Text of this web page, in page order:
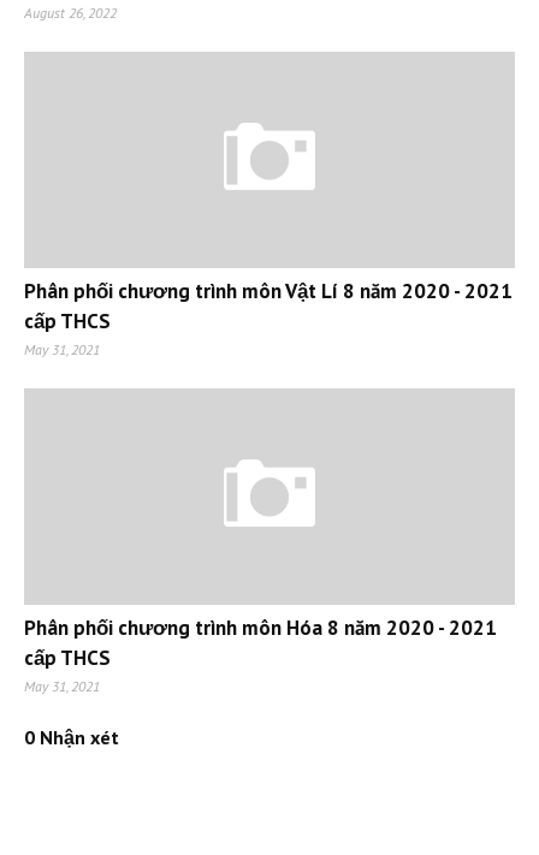
August 26, 2022
Phân phối chương trình môn Vật Lí 8 năm 2020 - 2021
cấp THCS
May 31, 2021
Phân phối chương trình môn Hóa 8 năm 2020 - 2021
cấp THCS
May 31, 2021
0 Nhận xét